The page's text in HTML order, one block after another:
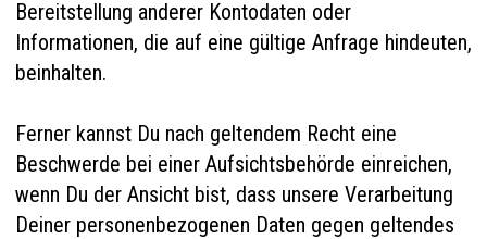
Bereitstellung anderer Kontodaten oder
Informationen, die auf eine gültige Anfrage hindeuten,
beinhalten.
Ferner kannst Du nach geltendem Recht eine
Beschwerde bei einer Aufsichtsbehörde einreichen,
wenn Du der Ansicht bist, dass unsere Verarbeitung
Deiner personenbezogenen Daten gegen geltendes